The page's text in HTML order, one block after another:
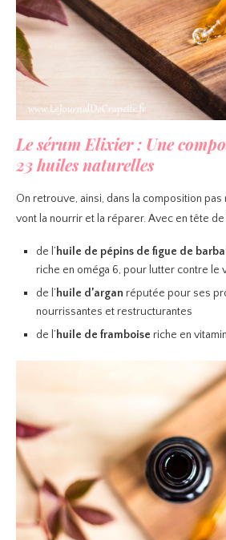
Le sérum Elixier : Une
23 huiles naturelles
On retrouve, ainsi, dans la composition
vont la nourrir et la réparer. Avec en tête
de l’huile de pépins de figue de
riche en oméga 6, pour lutter contre le
de l’huile d’argan réputée pour ses
nourrissantes et restructurantes
de l’huile de framboise riche en